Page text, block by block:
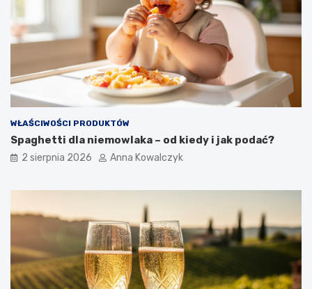
WŁAŚCIWOŚCI PRODUKTÓW
Spaghetti dla niemowlaka – od kiedy i jak podać?
2 sierpnia 2026 Anna Kowalczyk